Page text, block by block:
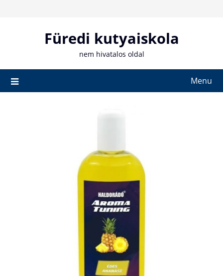
Füredi kutyaiskola
nem hivatalos oldal
Menu